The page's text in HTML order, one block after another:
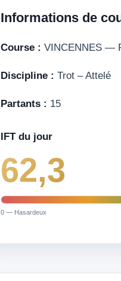
Informations de
Course : VINCENNES —
Discipline : Trot – Attelé
Partants : 15
IFT du jour
62,3
0 — Hasardeux